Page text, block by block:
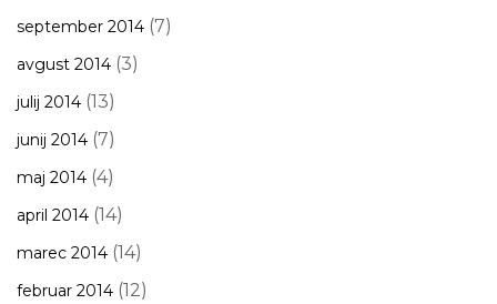
september 2014 (7)
avgust 2014 (3)
julij 2014 (13)
junij 2014 (7)
maj 2014 (4)
april 2014 (14)
marec 2014 (14)
februar 2014 (12)